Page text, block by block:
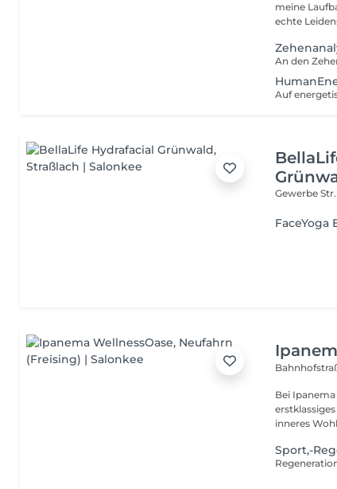
meine
echte
Gewerbe
FaceYoga
Bei
inneres
Sport,-